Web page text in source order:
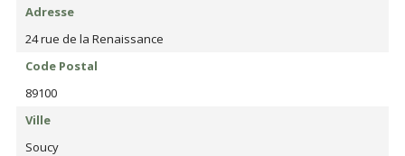
Adresse
24 rue de la Renaissance
Code Postal
89100
Ville
Soucy